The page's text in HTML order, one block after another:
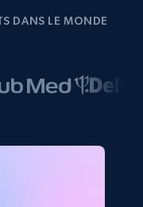
DANS LE MONDE